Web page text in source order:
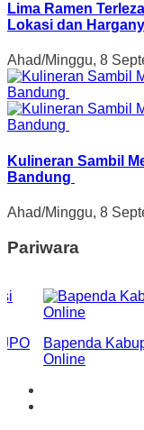
Lima Ramen
Lokasi dan
Ahad/Minggu, 8
Kulineran Sambil
Bandung
Ahad/Minggu, 8
Pariwara
Bapenda
Online